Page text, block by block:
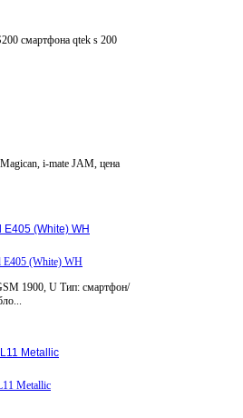
смартфона qtek s 200
i-mate JAM, цена
(White) WH
1900, U Тип: смартфон/
Metallic